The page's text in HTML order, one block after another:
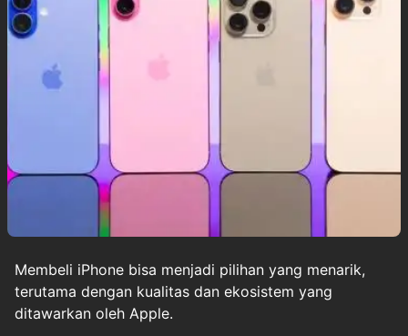
Membeli iPhone bisa menjadi pilihan yang menarik,
terutama dengan kualitas dan ekosistem yang
ditawarkan oleh Apple.